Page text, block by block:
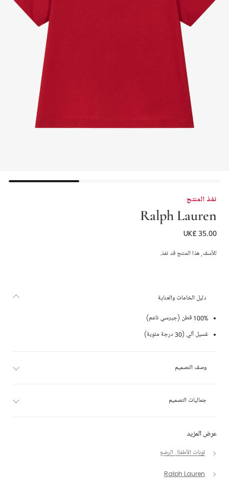
نفذ المنتج
Ralph Lauren
تيشيرت بشعار المهر قطن لون أحمر للأولاد الرضع
UK£ 35.00
للأسف, هذا المنتج قد نفذ.
عرض المزيد
توبات الأطفال الرضع
Ralph Lauren
دليل الخامات والعناية
100% قطن (جيرسي ناعم)
غسيل آلي (30 درجة مئوية)
وصف التصميم
جماليات التصميم